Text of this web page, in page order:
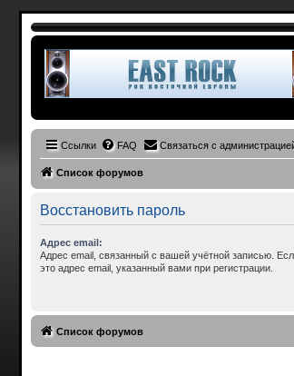
Ссылки FAQ Связаться с
Список форумов
Восстановить пароль
Адрес email:
Адрес email, связанный с вашей учётной записью.
это адрес email, указанный вами при регистрации.
Список форумов